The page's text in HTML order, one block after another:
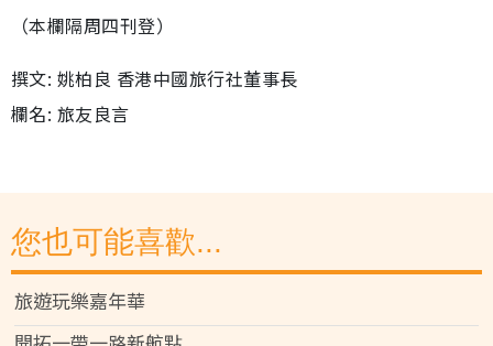
（本欄隔周四刊登）
撰文: 姚柏良 香港中國旅行社董事長
欄名: 旅友良言
您也可能喜歡...
旅遊玩樂嘉年華